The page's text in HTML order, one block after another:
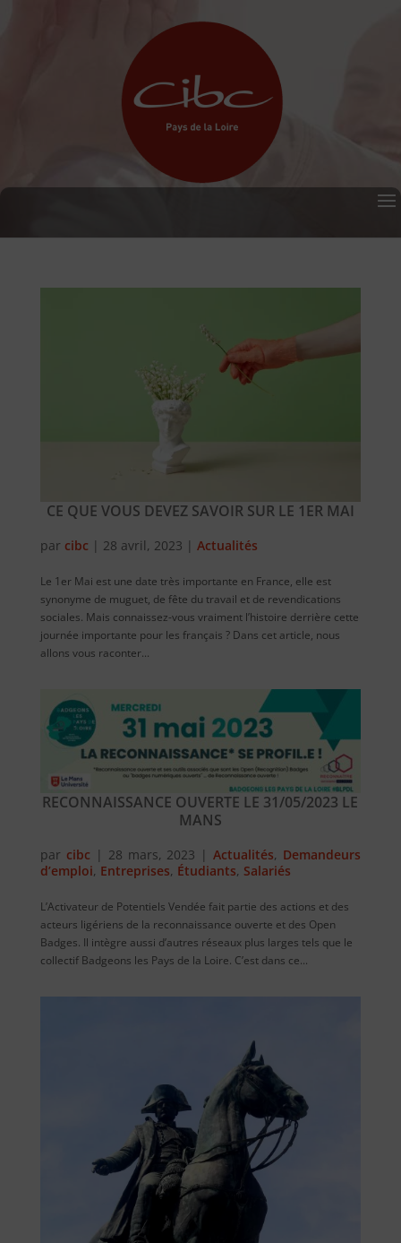
CE QUE VOUS DEVEZ SAVOIR SUR LE 1ER MAI
par cibc | 28 avril, 2023 | Actualités
Le 1er Mai est une date très importante en France, elle est
synonyme de muguet, de fête du travail et de revendications
sociales. Mais connaissez-vous vraiment l’histoire derrière cette
journée importante pour les français ? Dans cet article, nous
allons vous raconter...
RECONNAISSANCE OUVERTE LE 31/05/2023 LE
MANS
par cibc | 28 mars, 2023 |Actualités, Demandeurs
d’emploi, Entreprises, Étudiants, Salariés
L’Activateur de Potentiels Vendée fait partie des actions et des
acteurs ligériens de la reconnaissance ouverte et des Open
Badges. Il intègre aussi d’autres réseaux plus larges tels que le
collectif Badgeons les Pays de la Loire. C’est dans ce...